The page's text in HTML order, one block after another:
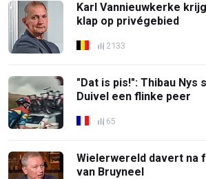
Karl Vannieuwkerke
klap op privégebied
2133
"Dat is pis!": Thibau Nys
Duivel een flinke peer
65
Wielerwereld davert na
van Bruyneel